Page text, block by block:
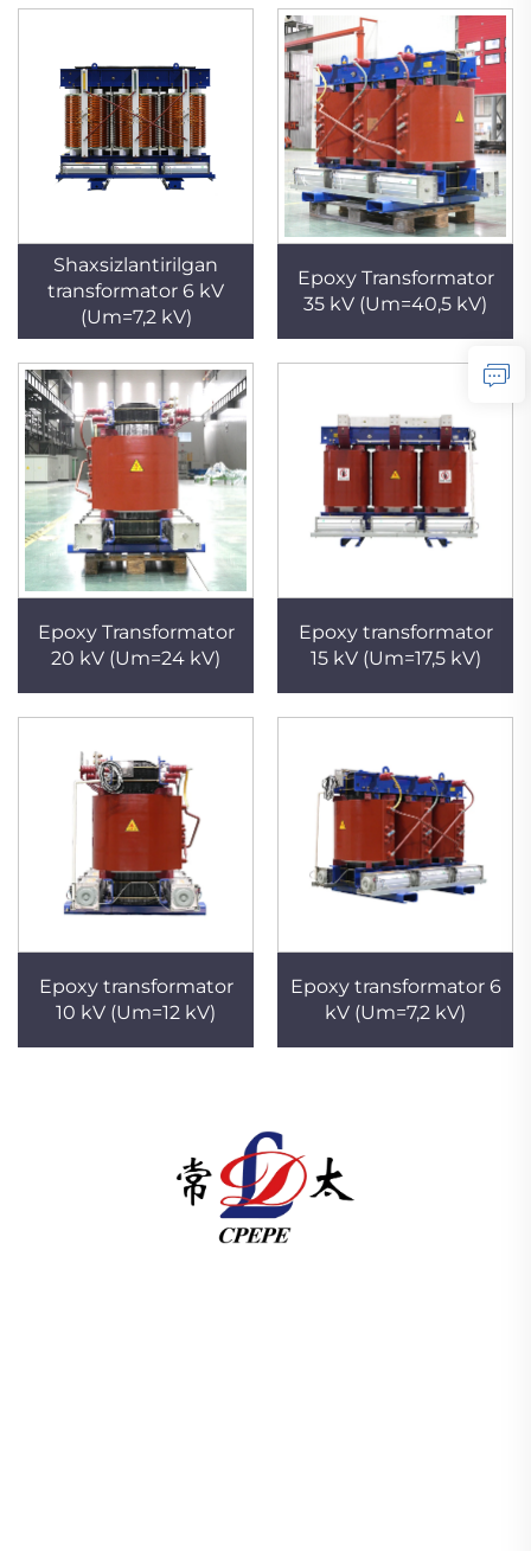
Shaxsizlantirilgan
transformator 6 kV
(Um=7,2 kV)
Epoxy Transformator
35 kV (Um=40,5 kV)
Epoxy Transformator
20 kV (Um=24 kV)
Epoxy transformator
15 kV (Um=17,5 kV)
Epoxy transformator
10 kV (Um=12 kV)
Epoxy transformator 6
kV (Um=7,2 kV)